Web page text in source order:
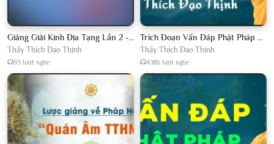
Giảng Giải Kinh Địa Tạng Lần 2 - Thầy Thích Đạo Thịnh - Diệu Pháp Khai Tâm
Thầy Thích Đạo Thịnh
93 lượt nghe
Trích Đoạn Vấn Đáp Phật Pháp 2022
Thầy Thích Đạo Thịnh
4.186 lượt nghe